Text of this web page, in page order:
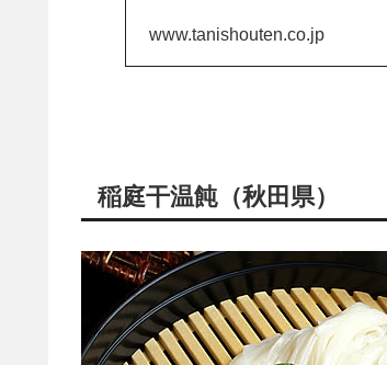
www.tanishouten.co.jp
稲庭干温飩（秋田県）